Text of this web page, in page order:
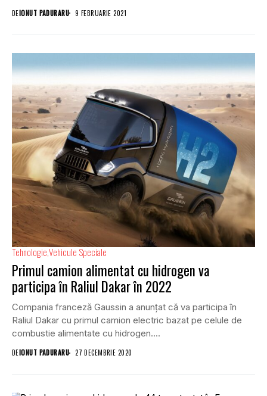
DEIONUT PADURARU 9 FEBRUARIE 2021
TehnologieVehicule Speciale
Primul camion alimentat cu hidrogen va
participa în Raliul Dakar în 2022
Compania franceză Gaussin a anunțat că va participa în
Raliul Dakar cu primul camion electric bazat pe celule de
combustie alimentate cu hidrogen....
DEIONUT PADURARU 27 DECEMBRIE 2020